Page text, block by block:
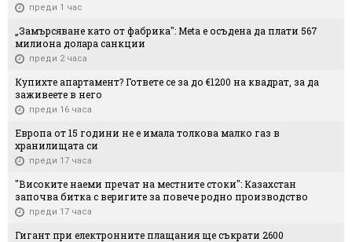
преди 1 час
„Замърсяване като от фабрика": Meta е осъдена да плати 567
милиона долара санкции
преди 2 часа
Купихте апартамент? Гответе се за до €1200 на квадрат, за да
заживеете в него
преди 16 часа
Европа от 15 години не е имала толкова малко газ в
хранилищата си
преди 17 часа
"Високите наеми пречат на местните стоки": Казахстан
започва битка с веригите за повече родно производство
преди 17 часа
Гигант при електронните плащания ще съкрати 2600